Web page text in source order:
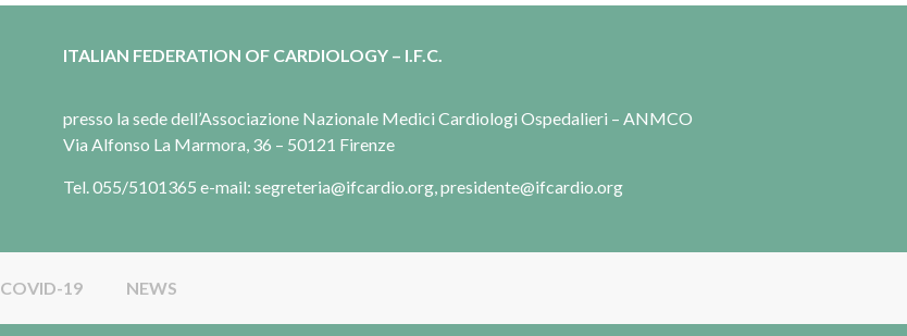
ITALIAN FEDERATION OF CARDIOLOGY – I.F.C.
presso la sede dell’Associazione Nazionale Medici Cardiologi Ospedalieri – ANMCO
Via Alfonso La Marmora, 36 – 50121 Firenze
Tel. 055/5101365 e-mail: segreteria@ifcardio.org, presidente@ifcardio.org
COVID-19 NEWS